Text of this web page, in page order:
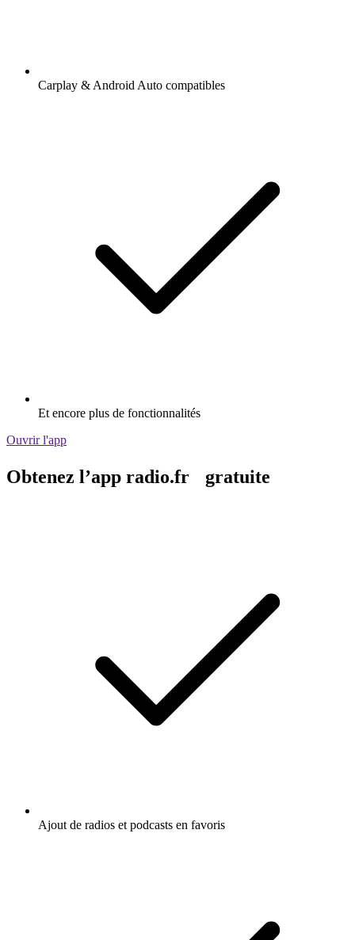
Carplay & Android Auto compatibles
Et encore plus de fonctionnalités
Ouvrir l'app
Obtenez l’app radio.fr gratuite
Ajout de radios et podcasts en favoris